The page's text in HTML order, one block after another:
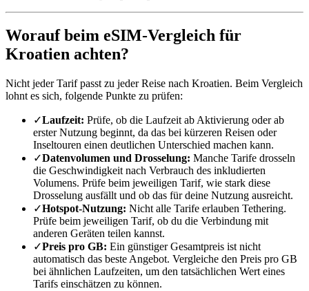
Worauf beim eSIM-Vergleich für
Kroatien achten?
Nicht jeder Tarif passt zu jeder Reise nach Kroatien. Beim Vergleich
lohnt es sich, folgende Punkte zu prüfen:
✓Laufzeit: Prüfe, ob die Laufzeit ab Aktivierung oder ab
erster Nutzung beginnt, da das bei kürzeren Reisen oder
Inseltouren einen deutlichen Unterschied machen kann.
✓Datenvolumen und Drosselung: Manche Tarife drosseln
die Geschwindigkeit nach Verbrauch des inkludierten
Volumens. Prüfe beim jeweiligen Tarif, wie stark diese
Drosselung ausfällt und ob das für deine Nutzung ausreicht.
✓Hotspot-Nutzung: Nicht alle Tarife erlauben Tethering.
Prüfe beim jeweiligen Tarif, ob du die Verbindung mit
anderen Geräten teilen kannst.
✓Preis pro GB: Ein günstiger Gesamtpreis ist nicht
automatisch das beste Angebot. Vergleiche den Preis pro GB
bei ähnlichen Laufzeiten, um den tatsächlichen Wert eines
Tarifs einschätzen zu können.